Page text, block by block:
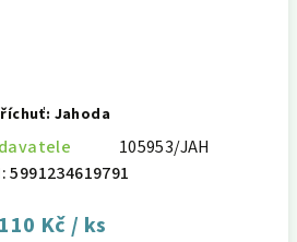
Jahoda
105953/JAH
5991234619791
110 Kč/ ks